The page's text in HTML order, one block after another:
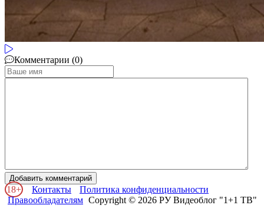
Комментарии (0)
Добавить комментарий
18+ Контакты
Политика конфиденциальности
Правообладателям Copyright © 2026 РУ Видеоблог "1+1 ТВ"